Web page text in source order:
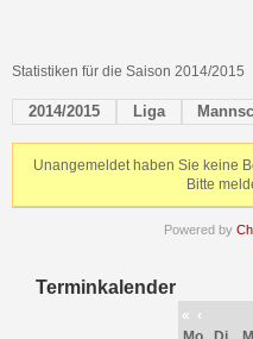
Statistiken für die Saison 2014/2015
2014/2015 Liga
Unangemeldet haben Sie keine
Bitte
Powered by
Terminkalender
« ‹